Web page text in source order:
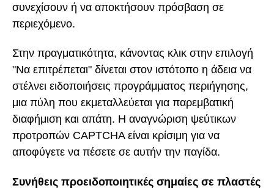
συνεχίσουν ή να αποκτήσουν πρόσβαση σε
περιεχόμενο.
Στην πραγματικότητα, κάνοντας κλικ στην επιλογή
"Να επιτρέπεται" δίνεται στον ιστότοπο η άδεια να
στέλνει ειδοποιήσεις προγράμματος περιήγησης,
μια πύλη που εκμεταλλεύεται για παρεμβατική
διαφήμιση και απάτη. Η αναγνώριση ψεύτικων
προτροπών CAPTCHA είναι κρίσιμη για να
αποφύγετε να πέσετε σε αυτήν την παγίδα.
Συνήθεις προειδοποιητικές σημαίες σε πλαστές